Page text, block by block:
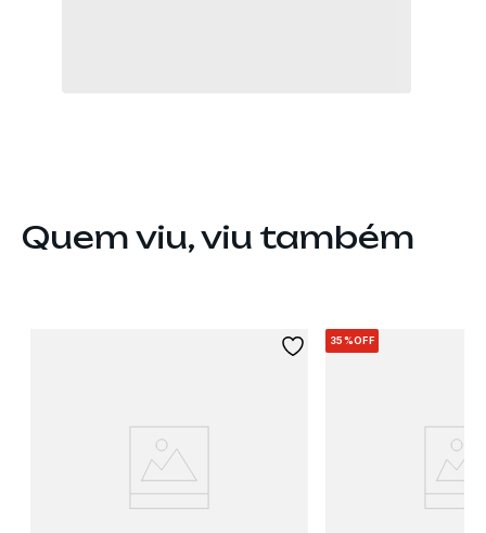
Quem viu, viu também
35%OFF